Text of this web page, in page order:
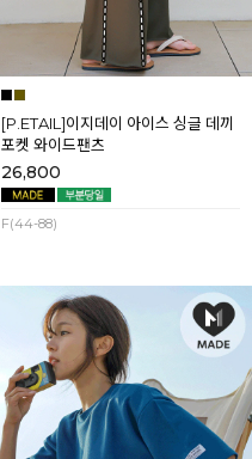
[P.ETAIL]이지데이 아이스 싱글 데끼
포켓 와이드팬츠
26,800
F(44-88)